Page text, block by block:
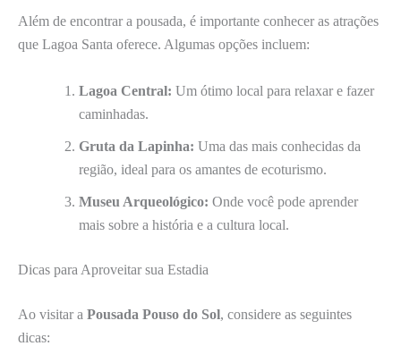
Além de encontrar a pousada, é importante conhecer as atrações
que Lagoa Santa oferece. Algumas opções incluem:
Lagoa Central: Um ótimo local para relaxar e fazer
caminhadas.
Gruta da Lapinha: Uma das mais conhecidas da
região, ideal para os amantes de ecoturismo.
Museu Arqueológico: Onde você pode aprender
mais sobre a história e a cultura local.
Dicas para Aproveitar sua Estadia
Ao visitar a Pousada Pouso do Sol, considere as seguintes
dicas: